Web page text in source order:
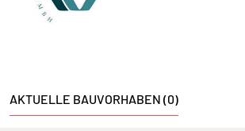
AKTUELLE BAUVORHABEN (0)